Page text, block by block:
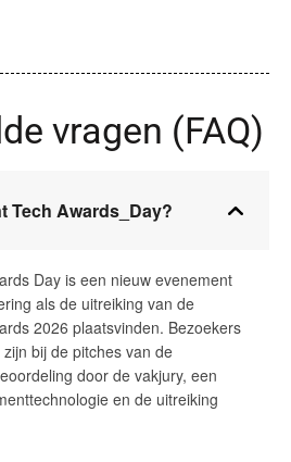
vragen (FAQ)
Tech Awards_Day?
Day is een nieuw evenement
als de uitreiking van de
2026 plaatsvinden. Bezoekers
bij de pitches van de
door de vakjury, een
en de uitreiking